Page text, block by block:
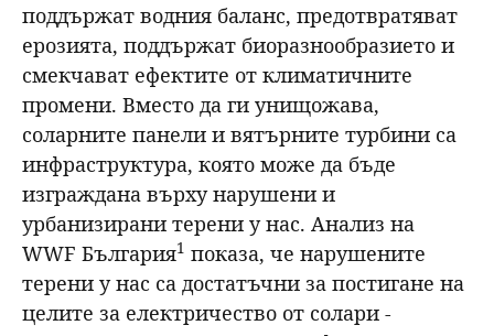
поддържат водния баланс, предотвратяват
ерозията, поддържат биоразнообразието и
смекчават ефектите от климатичните
промени. Вместо да ги унищожава,
соларните панели и вятърните турбини са
инфраструктура, която може да бъде
изграждана върху нарушени и
урбанизирани терени у нас. Анализ на
WWF България1 показа, че нарушените
терени у нас са достатъчни за постигане на
целите за електричество от солари -